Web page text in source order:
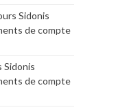
Sidonis
de compte
Sidonis
de compte